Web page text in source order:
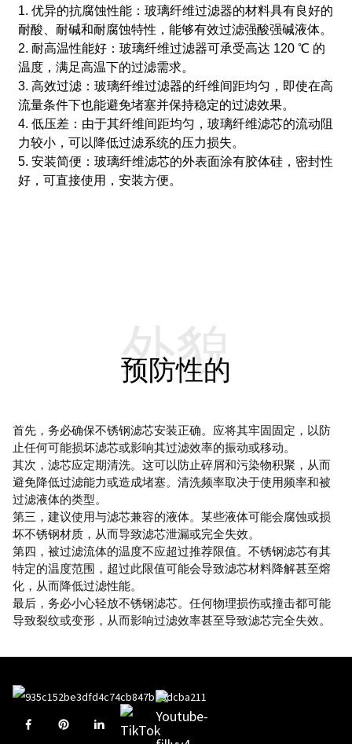
1. 优异的抗腐蚀性能：玻璃纤维过滤器的材料具有良好的
耐酸、耐碱和耐腐蚀特性，能够有效过滤强酸强碱液体。
2. 耐高温性能好：玻璃纤维过滤器可承受高达 120 ℃ 的
温度，满足高温下的过滤需求。
3. 高效过滤：玻璃纤维过滤器的纤维间距均匀，即使在高
流量条件下也能避免堵塞并保持稳定的过滤效果。
4. 低压差：由于其纤维间距均匀，玻璃纤维滤芯的流动阻
力较小，可以降低过滤系统的压力损失。
5. 安装简便：玻璃纤维滤芯的外表面涂有胶体硅，密封性
好，可直接使用，安装方便。
预防性的
外貌
首先，务必确保不锈钢滤芯安装正确。应将其牢固固定，以防
止任何可能损坏滤芯或影响其过滤效率的振动或移动。
其次，滤芯应定期清洗。这可以防止碎屑和污染物积聚，从而
避免降低过滤能力或造成堵塞。清洗频率取决于使用频率和被
过滤液体的类型。
第三，建议使用与滤芯兼容的液体。某些液体可能会腐蚀或损
坏不锈钢材质，从而导致滤芯泄漏或完全失效。
第四，被过滤流体的温度不应超过推荐限值。不锈钢滤芯有其
特定的温度范围，超过此限值可能会导致滤芯材料降解甚至熔
化，从而降低过滤性能。
最后，务必小心轻放不锈钢滤芯。任何物理损伤或撞击都可能
导致裂纹或变形，从而影响过滤效率甚至导致滤芯完全失效。